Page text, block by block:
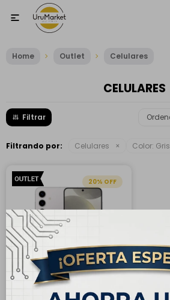

Home Outlet Celulares
CELULARES
Filtrando por: Celulares Color: Gris
20